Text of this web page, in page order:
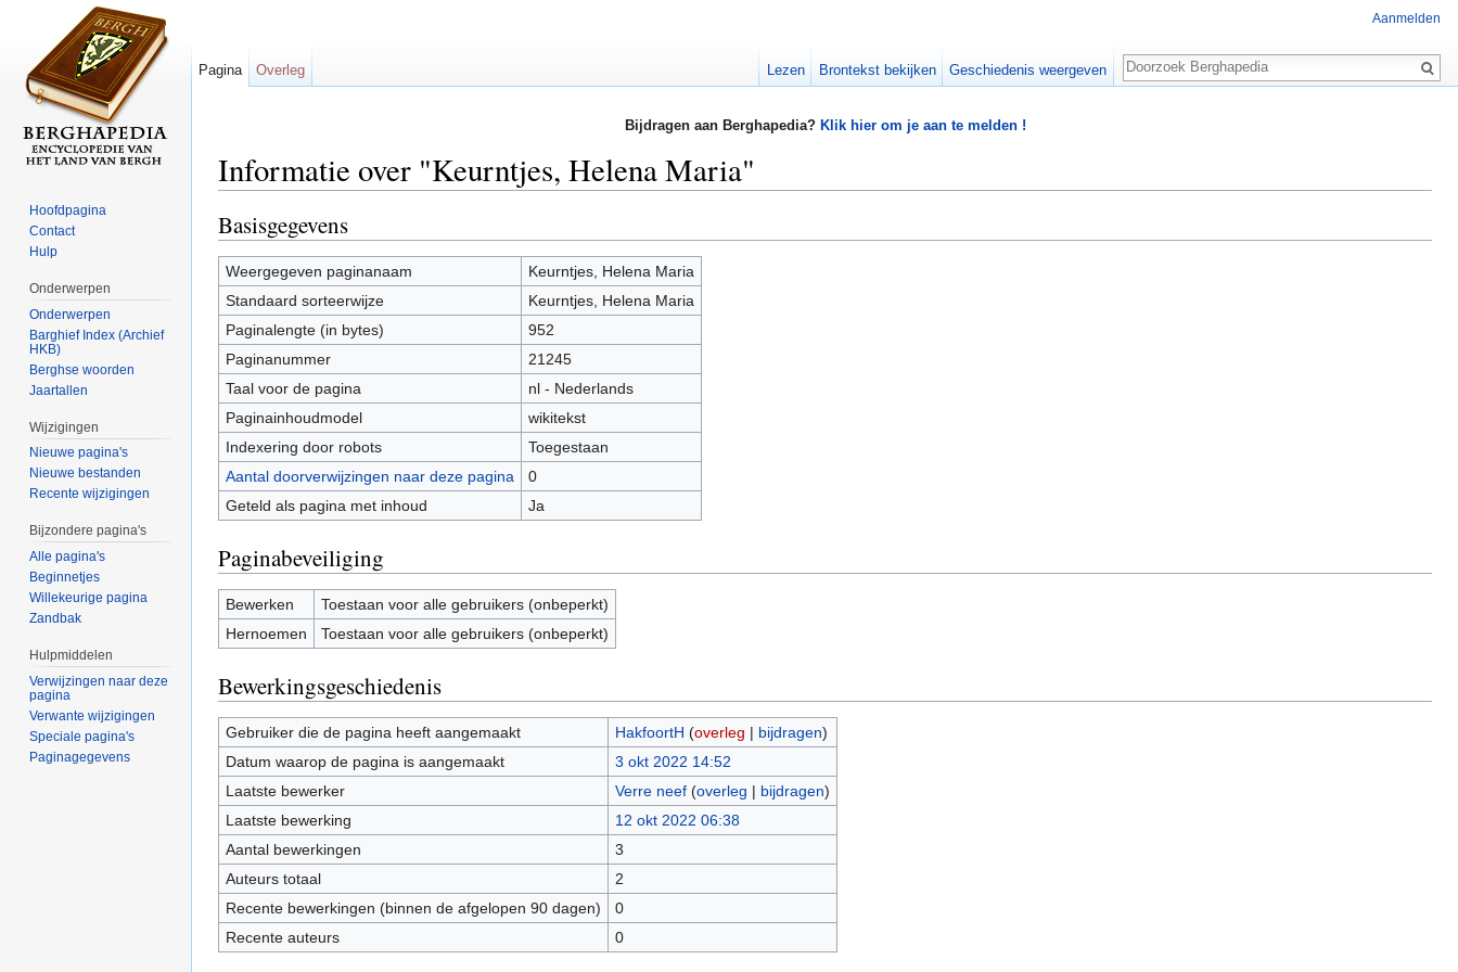
Bijdragen aan Berghapedia? Klik hier om je aan te melden !
Informatie over "Keurntjes, Helena Maria"
Basisgegevens
Weergegeven paginanaam
Keurntjes, Helena Maria
Standaard sorteerwijze
Keurntjes, Helena Maria
Paginalengte (in bytes)
952
Paginanummer
21245
Taal voor de pagina
nl - Nederlands
Paginainhoudmodel
wikitekst
Indexering door robots
Toegestaan
Aantal doorverwijzingen naar deze pagina
0
Geteld als pagina met inhoud
Ja
Paginabeveiliging
Bewerken
Toestaan voor alle gebruikers (onbeperkt)
Hernoemen
Toestaan voor alle gebruikers (onbeperkt)
Bewerkingsgeschiedenis
Gebruiker die de pagina heeft aangemaakt HakfoortH (overleg | bijdragen)
Datum waarop de pagina is aangemaakt
3 okt 2022 14:52
Laatste bewerker
Verre neef (overleg | bijdragen)
Laatste bewerking
12 okt 2022 06:38
Aantal bewerkingen
3
Auteurs totaal
2
Recente bewerkingen (binnen de afgelopen 90 dagen)
0
Recente auteurs
0
Aanmelden
Pagina Overleg Lezen Brontekst bekijken Geschiedenis weergeven
Zoeken
Hoofdpagina
Contact
Hulp
Onderwerpen
Onderwerpen
Barghief Index (Archief
HKB)
Berghse woorden
Jaartallen
Wijzigingen
Nieuwe pagina's
Nieuwe bestanden
Recente wijzigingen
Bijzondere pagina's
Alle pagina's
Beginnetjes
Willekeurige pagina
Zandbak
Hulpmiddelen
Verwijzingen naar deze
pagina
Verwante wijzigingen
Speciale pagina's
Paginagegevens